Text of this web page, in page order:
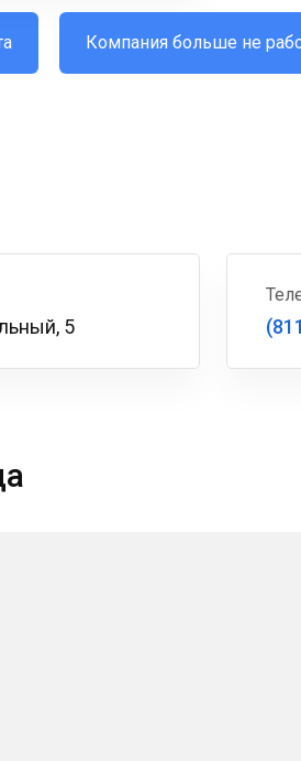
Компания больше не
5